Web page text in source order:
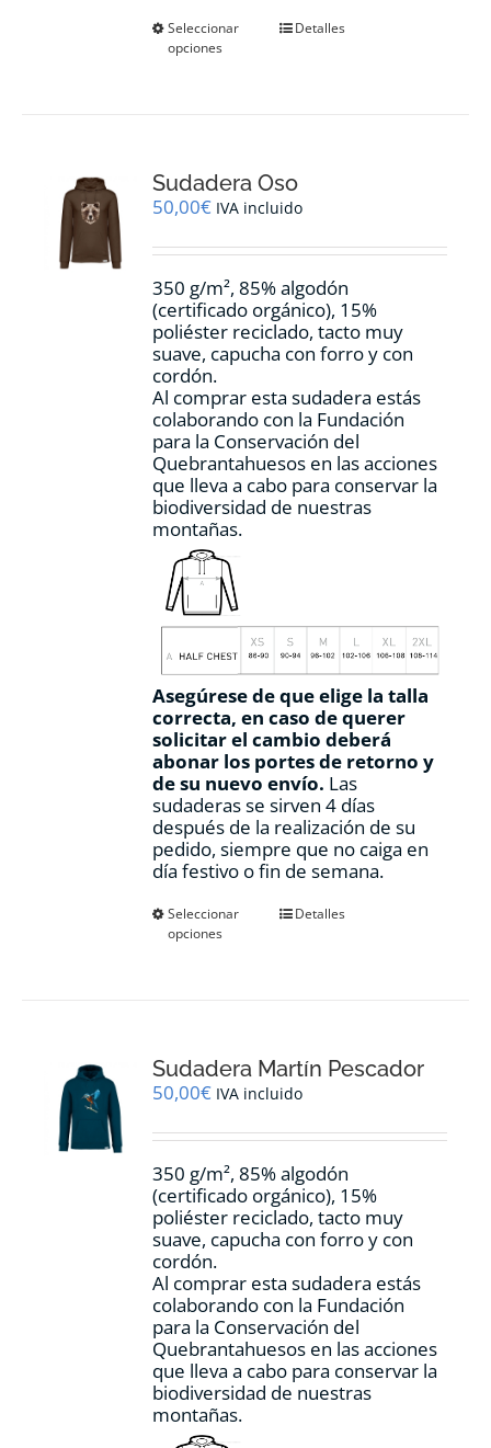
Seleccionar
opciones
Este
se
pueden
en
página
de
producto
Detalles
Sudadera Oso
50,00€ IVA incluido
350 g/m², 85% algodón
(certificado orgánico), 15%
poliéster reciclado, tacto muy
suave, capucha con forro y con
cordón.
Al comprar esta sudadera estás
colaborando con la Fundación
para la Conservación del
Quebrantahuesos en las acciones
que lleva a cabo para conservar la
biodiversidad de nuestras
montañas.
Asegúrese de que elige la talla
correcta, en caso de querer
solicitar el cambio deberá
abonar los portes de retorno y
de su nuevo envío. Las
sudaderas se sirven 4 días
después de la realización de su
pedido, siempre que no caiga en
día festivo o fin de semana.
Seleccionar
opciones
Este
se
pueden
en
página
de
producto
Detalles
Sudadera Martín Pescador
50,00€ IVA incluido
350 g/m², 85% algodón
(certificado orgánico), 15%
poliéster reciclado, tacto muy
suave, capucha con forro y con
cordón.
Al comprar esta sudadera estás
colaborando con la Fundación
para la Conservación del
Quebrantahuesos en las acciones
que lleva a cabo para conservar la
biodiversidad de nuestras
montañas.